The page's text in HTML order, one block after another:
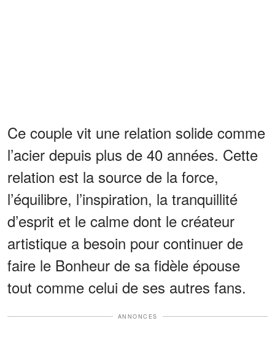
Ce couple vit une relation solide comme
l’acier depuis plus de 40 années. Cette
relation est la source de la force,
l’équilibre, l’inspiration, la tranquillité
d’esprit et le calme dont le créateur
artistique a besoin pour continuer de
faire le Bonheur de sa fidèle épouse
tout comme celui de ses autres fans.
ANNONCES